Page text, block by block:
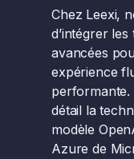
Chez Leexi,
d’intégrer
avancées
expérience
performante.
détail la
modèle
Azure de